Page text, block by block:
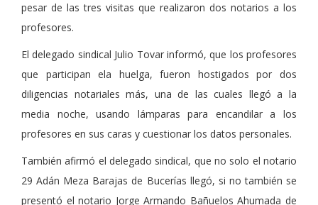
pesar de las tres visitas que realizaron dos notarios a los
profesores.
El delegado sindical Julio Tovar informó, que los profesores
que participan ela huelga, fueron hostigados por dos
diligencias notariales más, una de las cuales llegó a la
media noche, usando lámparas para encandilar a los
profesores en sus caras y cuestionar los datos personales.
También afirmó el delegado sindical, que no solo el notario
29 Adán Meza Barajas de Bucerías llegó, si no también se
presentó el notario Jorge Armando Bañuelos Ahumada de